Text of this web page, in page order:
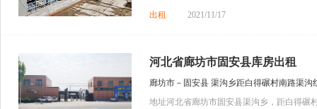
出租 2021/11/17
河北省廊坊市固安县库房出租
廊坊市－固安县 渠沟乡距白得碾村南路渠沟
地址河北省廊坊市固安县渠沟乡，距白得碾